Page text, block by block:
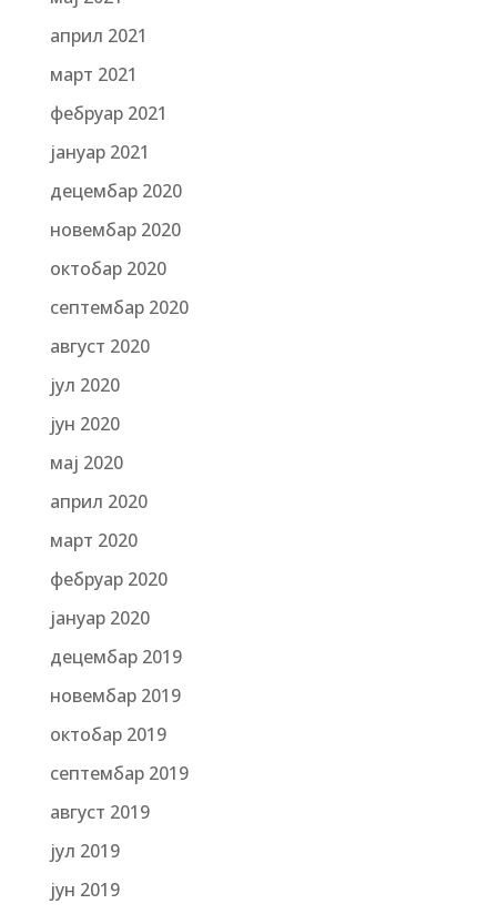
април 2021
март 2021
фебруар 2021
јануар 2021
децембар 2020
новембар 2020
октобар 2020
септембар 2020
август 2020
јул 2020
јун 2020
мај 2020
април 2020
март 2020
фебруар 2020
јануар 2020
децембар 2019
новембар 2019
октобар 2019
септембар 2019
август 2019
јул 2019
јун 2019